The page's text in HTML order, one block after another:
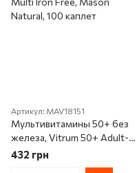
Артикул: MAV18151
Мультивитамины 50+ без
железа, Vitrum 50+ Adult-
Multi Iron Free, Mason
Natural, 100 каплет
432 грн